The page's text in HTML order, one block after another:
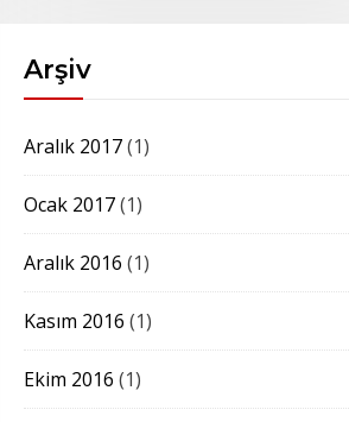
Arşiv
Aralık 2017(1)
Ocak 2017(1)
Aralık 2016 (1)
Kasım 2016 (1)
Ekim 2016 (1)